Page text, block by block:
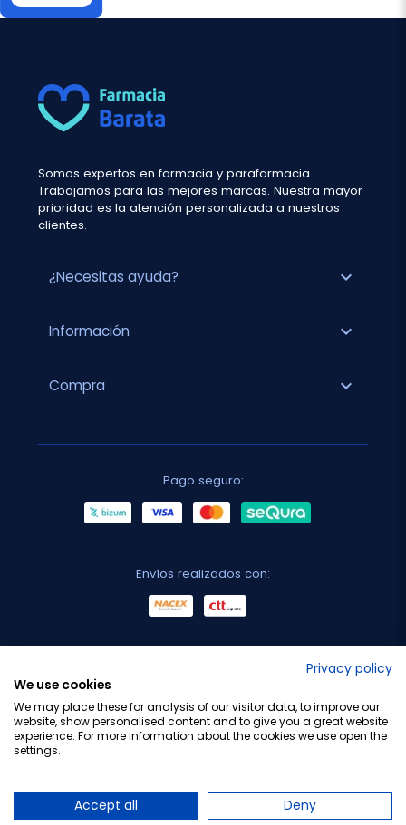
Somos expertos en farmacia y parafarmacia.
Trabajamos para las mejores marcas. Nuestra mayor
prioridad es la atención personalizada a nuestros
clientes.
¿Necesitas ayuda? expand_more
Información expand_more
Compra expand_more
Pago seguro:
Envíos realizados con:
Privacy policy
We use cookies
We may place these for analysis of our visitor data, to improve our
website, show personalised content and to give you a great website
experience. For more information about the cookies we use open the
settings.
Accept all Deny